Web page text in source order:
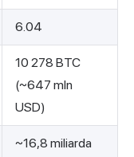
6.04
10 278 BTC
(~647 mln
USD)
~16,8 miliarda